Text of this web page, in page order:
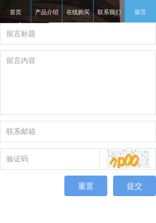
首页 产品介绍 在线购买 联系我们 留言
提交
重置